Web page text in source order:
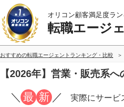
オリコン顧客満足度ラ
転職エージ
おすすめの転職エージェントランキング・比較
【2026年】営業・販売系
／ 最 新 ／ 実際にサービ